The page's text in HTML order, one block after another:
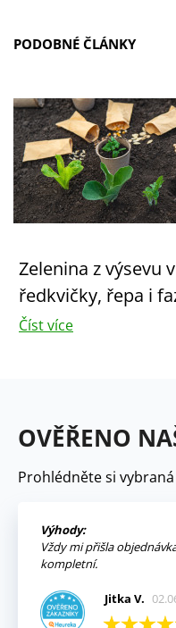
PODOBNÉ ČLÁNKY
Zelenina z výsevu
ředkvičky, řepa i
Číst více
OVĚŘENO
Prohlédněte si
Výhody:
Vždy mi přišla
kompletní.
Jitka V.